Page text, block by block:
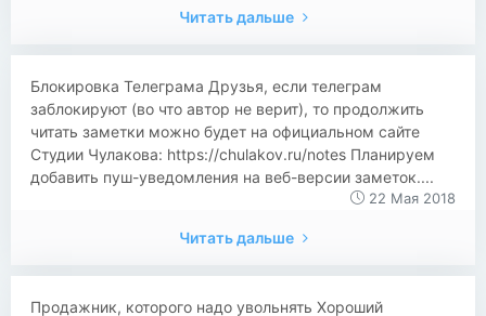
Читать дальше
Блокировка Телеграма Друзья, если телеграм
заблокируют (во что автор не верит), то продолжить
читать заметки можно будет на официальном сайте
Студии Чулакова: https://chulakov.ru/notes Планируем
добавить пуш-уведомления на веб-версии заметок....
22 Мая 2018
Читать дальше
Продажник, которого надо увольнять Хороший